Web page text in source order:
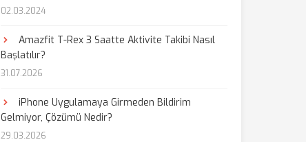
02.03.2024
Amazfit T-Rex 3 Saatte Aktivite Takibi Nasıl
Başlatılır?
31.07.2026
iPhone Uygulamaya Girmeden Bildirim
Gelmiyor, Çözümü Nedir?
29.03.2026